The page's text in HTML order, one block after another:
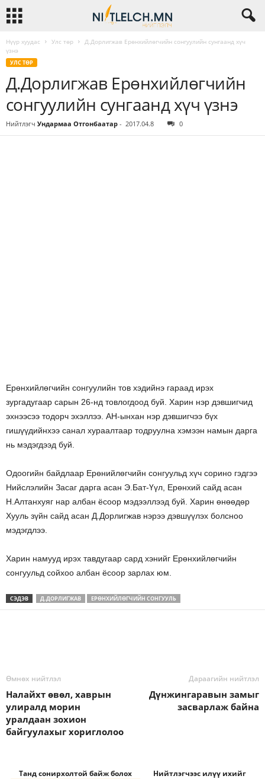
Нүүр хуудас Улс төр
Д.Дорлигжав Ерөнхийлөгчийн сонгуулийн сунгаанд хүч
үзнэ
УЛС ТӨР
Д.Дорлигжав Ерөнхийлөгчийн
сонгуулийн сунгаанд хүч үзнэ
Нийтлэгч Ундармаа Отгонбаатар - 2017.04.8 0
Ерөнхийлөгчийн сонгуулийн тов хэдийнэ гараад ирэх
зургадугаар сарын 26-нд товлогдоод буй. Харин нэр дэвшигчид
эхнээсээ тодорч эхэллээ. АН-ынхан нэр дэвшигчээ бүх
гишүүдийнхээ санал хураалтаар тодруулна хэмээн намын дарга
нь мэдэгдээд буй.
Одоогийн байдлаар Ерөнийлөгчийн сонгуульд хүч сорино гэдгээ
Нийслэлийн Засаг дарга асан Э.Бат-Үүл, Ерөнхий сайд асан
Н.Алтанхуяг нар албан ёсоор мэдээллээд буй. Харин өнөөдөр
Хууль зүйн сайд асан Д.Дорлигжав нэрээ дэвшүүлэх болсноо
мэдэгдлээ.
Харин намууд ирэх тавдугаар сард хэнийг Ерөнхийлөгчийн
сонгуульд сойхоо албан ёсоор зарлах юм.
СЭДЭВ Д.ДОРЛИГЖАВ ЕРӨНХИЙЛӨГЧИЙН СОНГУУЛЬ
Өмнөх нийтлэл
Налайхт өвөл, хаврын
улиралд морин
уралдаан зохион
байгуулахыг хориглолоо
Дараагийн нийтлэл
Дүнжингаравын замыг
засварлаж байна
Танд сонирхолтой байж болох Нийтлэгчээс илүү ихийг